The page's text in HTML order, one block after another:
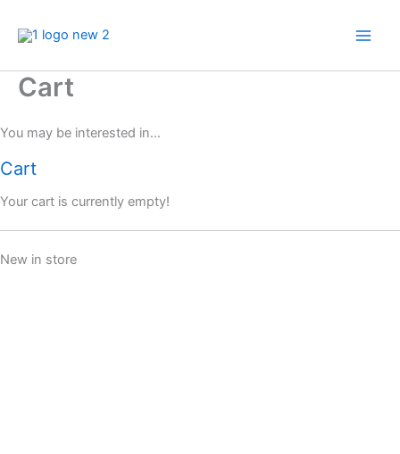
Inhalt
Cart
You may be interested in…
Cart
Your cart is currently empty!
New in store